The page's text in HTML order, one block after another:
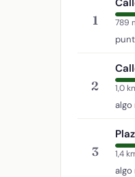
1 789
2 1,0
algo
3 1,4
algo